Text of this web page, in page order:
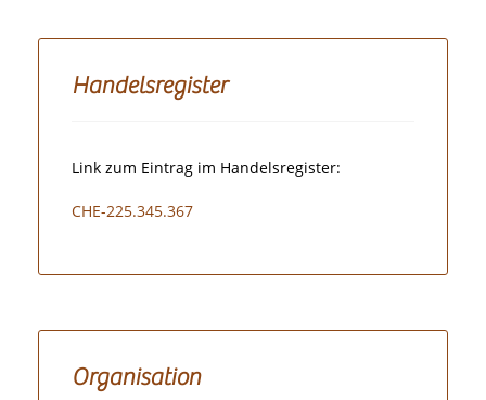
Handelsregister
Link zum Eintrag im Handelsregister:
CHE-225.345.367
Organisation